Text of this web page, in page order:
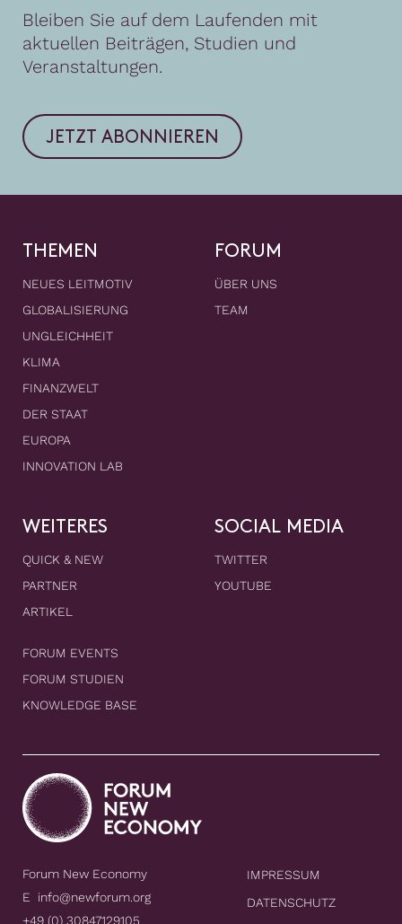
Bleiben Sie auf dem Laufenden mit
aktuellen Beiträgen, Studien und
Veranstaltungen.
JETZT ABONNIEREN
THEMEN
NEUES LEITMOTIV
GLOBALISIERUNG
UNGLEICHHEIT
KLIMA
FINANZWELT
DER STAAT
EUROPA
INNOVATION LAB
FORUM
ÜBER UNS
TEAM
WEITERES
QUICK & NEW
PARTNER
ARTIKEL
FORUM EVENTS
FORUM STUDIEN
KNOWLEDGE BASE
SOCIAL MEDIA
TWITTER
YOUTUBE
Forum New Economy
E info@newforum.org
+49 (0) 30847129105
IMPRESSUM
DATENSCHUTZ